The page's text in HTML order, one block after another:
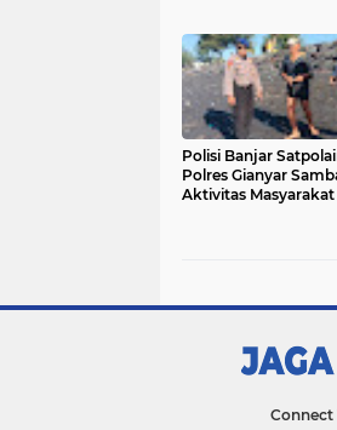
Mei
Polisi Banjar
Polres Gianyar
Aktivitas Masyarakat
Connect